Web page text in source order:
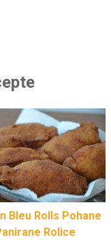
Bleu Rolls Pohane
Rolice